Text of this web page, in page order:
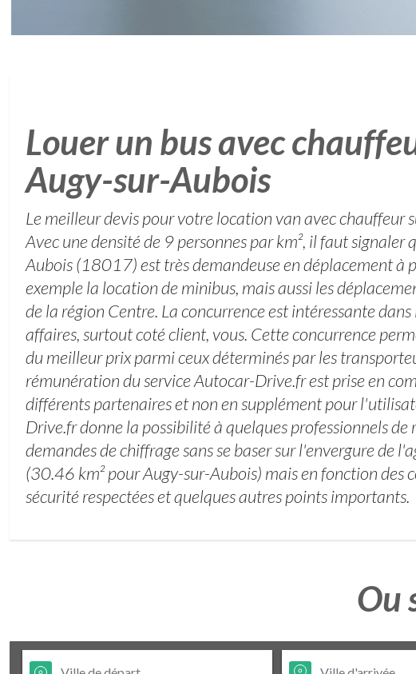
Louer un bus avec
Augy-sur-Aubois
Le meilleur devis pour votre location van avec chauffeur
Avec une densité de 9 personnes par km², il faut signaler
Aubois (18017) est très demandeuse en déplacement à
exemple la location de minibus, mais aussi les
de la région Centre. La concurrence est intéressante
affaires, surtout coté client, vous. Cette concurrence
du meilleur prix parmi ceux déterminés par les
rémunération du service Autocar-Drive.fr est prise en
différents partenaires et non en supplément pour
Drive.fr donne la possibilité à quelques professionnels de
demandes de chiffrage sans se baser sur l'envergure de
(30.46 km² pour Augy-sur-Aubois) mais en fonction des
sécurité respectées et quelques autres points importants.
Ou